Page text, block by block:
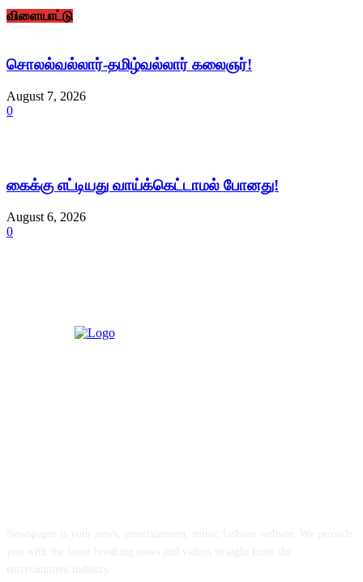
விளையாட்டு
சொலல்வல்லார்-தமிழ்வல்லார் கலைஞர்!
August 7, 2026
0
கைக்கு எட்டியது வாய்க்கெட்டாமல் போனது!
August 6, 2026
0